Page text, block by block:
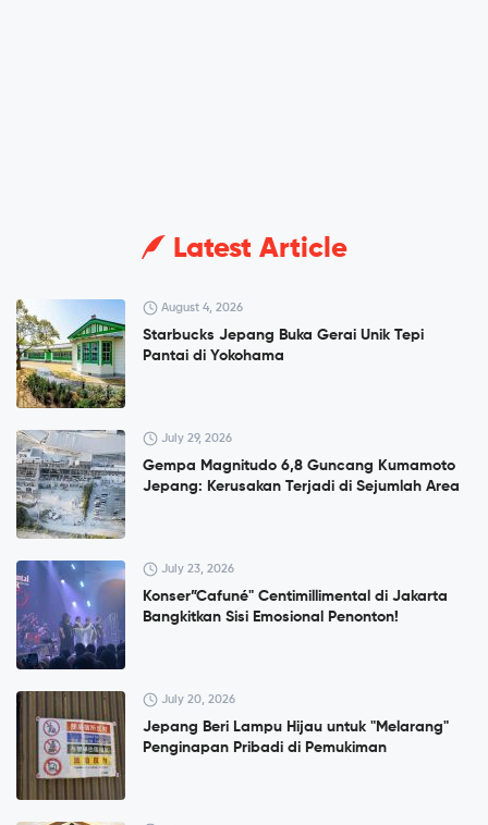
Latest Article
August 4, 2026
Starbucks Jepang Buka Gerai Unik Tepi
Pantai di Yokohama
July 29, 2026
Gempa Magnitudo 6,8 Guncang Kumamoto
Jepang: Kerusakan Terjadi di Sejumlah Area
July 23, 2026
Konser”Cafuné" Centimillimental di Jakarta
Bangkitkan Sisi Emosional Penonton!
July 20, 2026
Jepang Beri Lampu Hijau untuk "Melarang"
Penginapan Pribadi di Pemukiman